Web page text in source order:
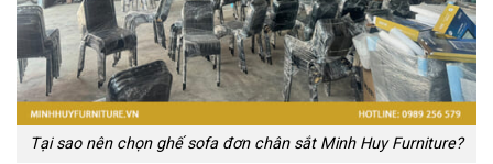
Tại sao nên chọn ghế sofa đơn chân sắt Minh Huy Furniture?